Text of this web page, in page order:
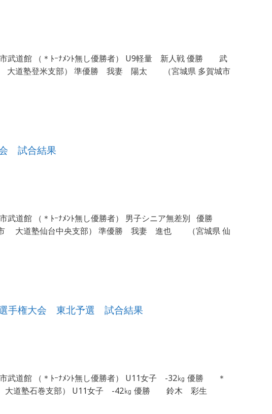
武道館 （＊ﾄｰﾅﾒﾝﾄ無し優勝者） U9軽量 新人戦 優勝 武
道塾登米支部） 準優勝 我妻 陽太 （宮城県 多賀城市
試合結果
武道館 （＊ﾄｰﾅﾒﾝﾄ無し優勝者） 男子シニア無差別 優勝
大道塾仙台中央支部） 準優勝 我妻 進也 （宮城県 仙
手権大会 東北予選 試合結果
武道館 （＊ﾄｰﾅﾒﾝﾄ無し優勝者） U11女子 -32㎏ 優勝 ＊
大道塾石巻支部） U11女子 -42㎏ 優勝 鈴木 彩生